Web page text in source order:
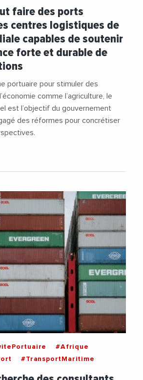
faire des ports
centres logistiques de
capables de soutenir
forte et durable de
portuaire pour stimuler des
comme l’agriculture, le
est l’objectif du gouvernement
des réformes pour concrétiser
#Afrique
#TransportMaritime